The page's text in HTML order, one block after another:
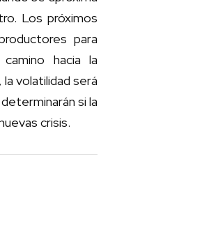
Los próximos
para
hacia la
volatilidad será
si la
crisis.